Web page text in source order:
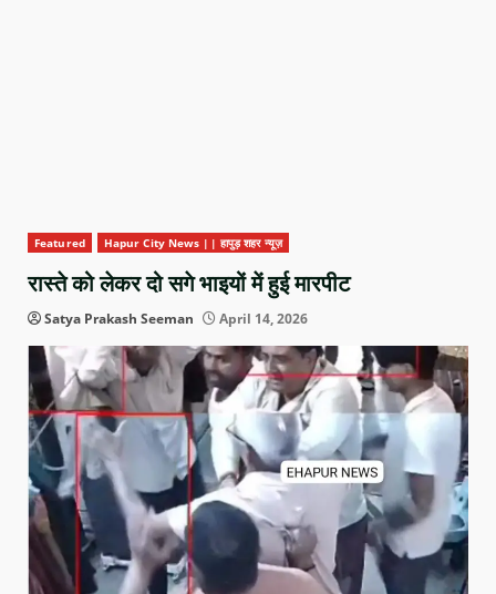
Featured Hapur City News || हापुड़ शहर न्यूज़
रास्ते को लेकर दो सगे भाइयों में हुई मारपीट
Satya Prakash Seeman April 14, 2026